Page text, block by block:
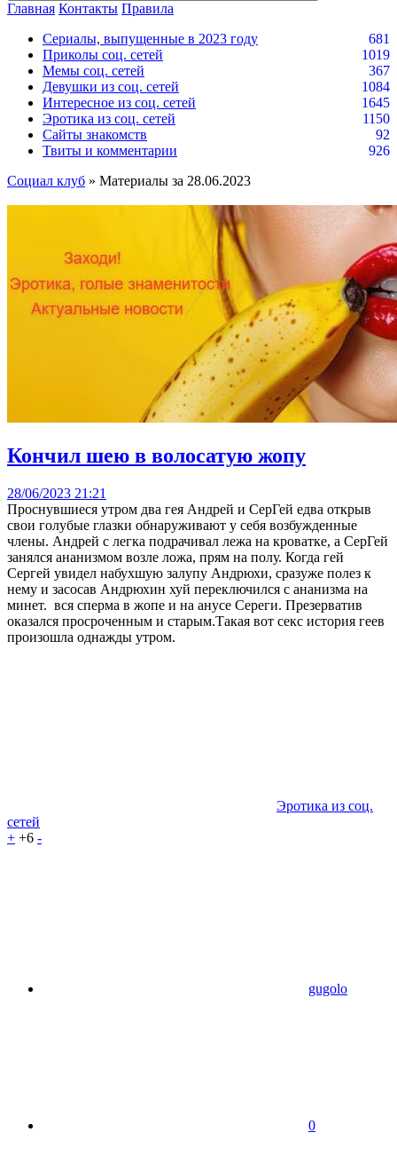
Главная Контакты Правила
Сериалы, выпущенные в 2023 году
681
Приколы соц. сетей
1019
Мемы соц. сетей
367
Девушки из соц. сетей
1084
Интересное из соц. сетей
1645
Эротика из соц. сетей
1150
Сайты знакомств
92
Твиты и комментарии
926
Социал клуб » Материалы за 28.06.2023
Кончил шею в волосатую жопу
28/06/2023 21:21
Проснувшиеся утром два гея Андрей и СерГей едва открыв
свои голубые глазки обнаруживают у себя возбужденные
члены. Андрей с легка подрачивал лежа на кроватке, а СерГей
занялся ананизмом возле ложа, прям на полу. Когда гей
Сергей увидел набухшую залупу Андрюхи, сразуже полез к
нему и засосав Андрюхин хуй переключился с ананизма на
минет. вся сперма в жопе и на анусе Сереги. Презерватив
оказался просроченным и старым.Такая вот секс история геев
произошла однажды утром.
Эротика из соц.
сетей
+ +6 -
gugolo
0